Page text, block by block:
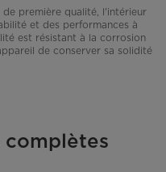
première qualité, l'intérieur
et des performances à
est résistant à la corrosion
de conserver sa solidité
complètes